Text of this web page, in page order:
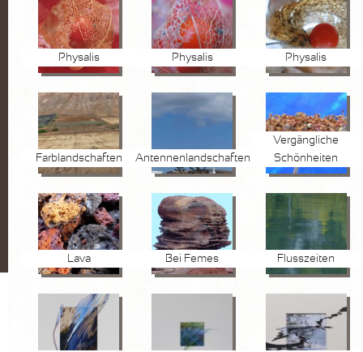
Physalis Physalis Physalis
Farblandschaften Antennenlandschaften
Vergängliche
Schönheiten
Lava Bei Femes Flusszeiten